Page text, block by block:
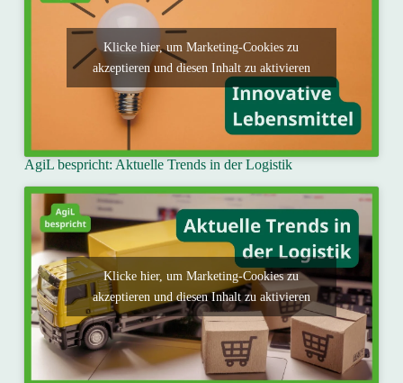
Klicke hier, um Marketing-Cookies zu
akzeptieren und diesen Inhalt zu aktivieren
AgiL bespricht: Aktuelle Trends in der Logistik
Klicke hier, um Marketing-Cookies zu
akzeptieren und diesen Inhalt zu aktivieren